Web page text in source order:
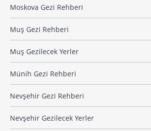
Moskova Gezi Rehberi
Muş Gezi Rehberi
Muş Gezilecek Yerler
Münih Gezi Rehberi
Nevşehir Gezi Rehberi
Nevşehir Gezilecek Yerler